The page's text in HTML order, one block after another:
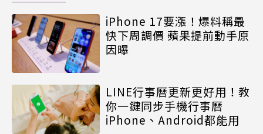
iPhone 17要漲！爆料稱最
快下周調價 蘋果提前動手原
因曝
LINE行事曆更新更好用！教
你一鍵同步手機行事曆
iPhone、Android都能用